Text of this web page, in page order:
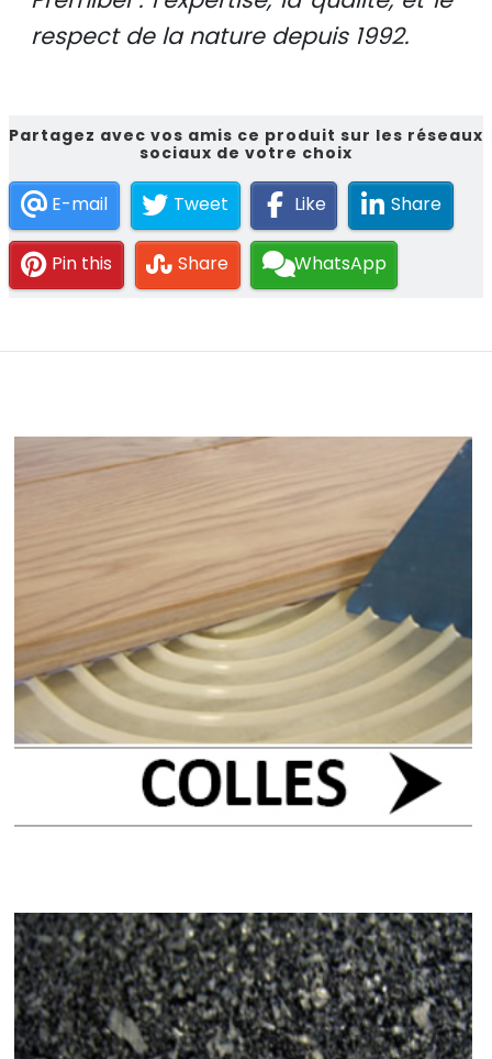
respect de la nature depuis 1992.
Partagez avec vos amis ce produit sur les réseaux
sociaux de votre choix
E-mail Tweet Like Share
Pin this Share WhatsApp